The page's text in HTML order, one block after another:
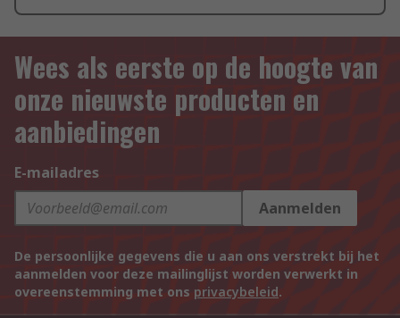
Wees als eerste op de hoogte van
onze nieuwste producten en
aanbiedingen
E-mailadres
Aanmelden
De persoonlijke gegevens die u aan ons verstrekt bij het
aanmelden voor deze mailinglijst worden verwerkt in
overeenstemming met ons privacybeleid.